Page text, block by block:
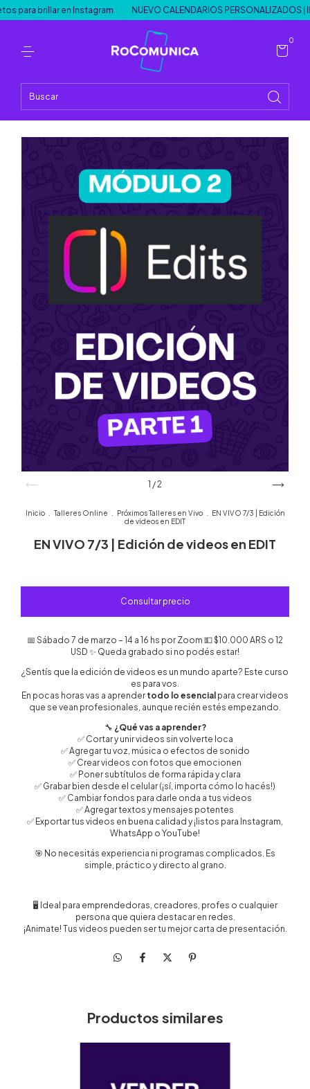
para brillar en Instagram NUEVO CALENDARIOS PERSONALIZADOS |
0
1 /2
Inicio Talleres Online Próximos Talleres en Vivo
EN VIVO 7/3 | Edición
de videos en EDIT
EN VIVO 7/3 | Edición de videos en EDIT
📅 Sábado 7 de marzo – 14 a 16 hs por Zoom 💵$10.000 ARS o 12
USD ✨ Queda grabado si no podés estar!
¿Sentís que la edición de videos es un mundo aparte? Este curso
es para vos.
En pocas horas vas a aprender todo lo esencial para crear videos
que se vean profesionales, aunque recién estés empezando.
🔧 ¿Qué vas a aprender?
✅ Cortar y unir videos sin volverte loca
✅ Agregar tu voz, música o efectos de sonido
✅ Crear videos con fotos que emocionen
✅ Poner subtítulos de forma rápida y clara
✅ Grabar bien desde el celular (¡sí, importa cómo lo hacés!)
✅ Cambiar fondos para darle onda a tus videos
✅ Agregar textos y mensajes potentes
✅ Exportar tus videos en buena calidad y ¡listos para Instagram,
WhatsApp o YouTube!
🎯 No necesitás experiencia ni programas complicados. Es
simple, práctico y directo al grano.
🖥️ Ideal para emprendedoras, creadores, profes o cualquier
persona que quiera destacar en redes.
¡Animate! Tus videos pueden ser tu mejor carta de presentación.
Productos similares